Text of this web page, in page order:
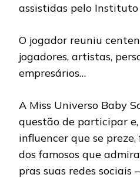
assistidas pelo
O jogador reuniu
jogadores, artistas,
empresários…
A Miss Universo Baby
questão de participar
influencer que se
dos famosos que
pras suas redes sociais